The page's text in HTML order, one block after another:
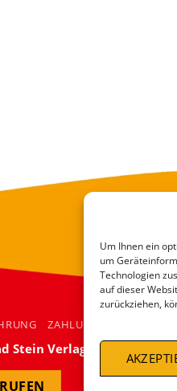
Um Ihnen ein
um
Technologien
auf dieser
zurückziehen,
ZAHLUNGSARTEN
Stein Verlag